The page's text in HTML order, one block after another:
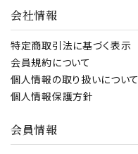
会社情報
特定商取引法に基づく表示
会員規約について
個人情報の取り扱いについて
個人情報保護方針
会員情報